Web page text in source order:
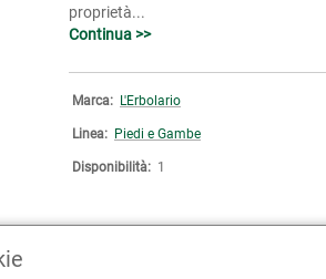
proprietà...
Continua >>
Marca: L'Erbolario
Linea: Piedi e Gambe
Disponibilità: 1